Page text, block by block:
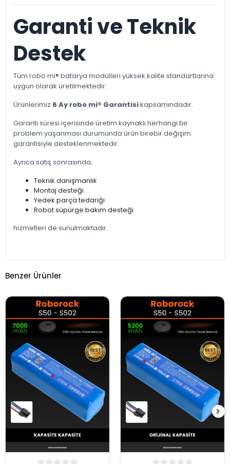
Garanti ve Teknik
Destek
Tüm robo mi® batarya modülleri yüksek kalite standartlarına
uygun olarak üretilmektedir.
Ürünlerimiz 6 Ay robo mi® Garantisikapsamındadır.
Garanti süresi içerisinde üretim kaynaklı herhangi bir
problem yaşanması durumunda ürün birebir değişim
garantisiyle desteklenmektedir.
Ayrıca satış sonrasında;
Teknik danışmanlık
Montaj desteği
Yedek parça tedariği
Robot süpürge bakım desteği
hizmetleri de sunulmaktadır.
Benzer Ürünler